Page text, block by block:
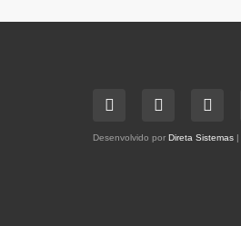
Desenvolvido por Direta Sistemas |